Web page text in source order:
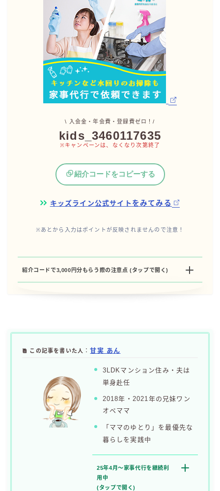
\ 入会金・年会費・登録費ゼロ！/
kids_3460117635
※キャンペーンは、なくなり次第終了
紹介コードをコピーする
キッズライン公式サイト をみてみる
※あとから入力はポイントが反映されませんので注意！
紹介コードで3,000円分もらう際の注意点 (タップで開く)
この記事を書いた人 ：甘実 あん
3LDKマンション住み・夫は
単身赴任
2018年・2021年の兄妹ワン
オペママ
「ママのゆとり」を最優先な
暮らしを実践中
25年4月〜家事代行を継続利
用中
(タップで開く)